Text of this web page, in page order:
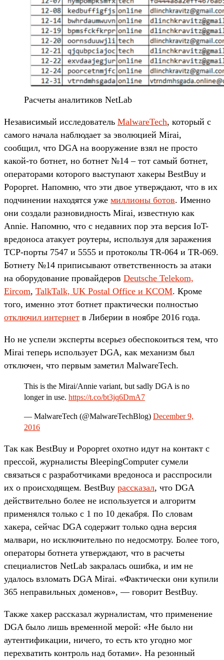
Расчеты аналитиков NetLab
Независимый исследователь MalwareTech, который с
самого начала наблюдает за эволюцией Mirai,
сообщил, что DGA на вооружение взял не просто
какой-то ботнет, но ботнет №14 – тот самый ботнет,
операторами которого выступают хакеры BestBuy и
Popopret. Напомню, что эти двое утверждают, что в их
подчинении находятся уже миллионы ботов. Именно
они создали разновидность Mirai, известную как
Annie. Напомню, что с недавних пор эта версия IoT-
вредоноса атакует роутеры, используя для заражения
TCP-порты 7547 и 5555 и протоколы TR-064 и TR-069.
Ботнету №14 приписывают ответственность за атаки
на оборудование провайдеров Deutsche Telekom,
Eircom, TalkTalk, UK Postal Office и KCOM. Кроме
того, именно этот ботнет практически полностью
отключил интернет в Либерии в ноябре 2016 года.
Но не успели эксперты всерьез обеспокоиться тем, что
Mirai теперь использует DGA, как механизм был
отключен, что первым заметил MalwareTech.
This is the Mirai/Annie variant, but sadly DGA is no
longer in use. https://t.co/bt3jq6DmA7
— MalwareTech (@MalwareTechBlog) December 9,
2016
Так как BestBuy и Popopret охотно идут на контакт с
прессой, журналисты BleepingComputer сумели
связаться с разработчиками вредоноса и расспросили
их о происходящем. BestBuy рассказал, что DGA
действительно более не используется и алгоритм
применялся только с 1 по 10 декабря. По словам
хакера, сейчас DGA содержит только одна версия
малвари, но исключительно по недосмотру. Более того,
операторы ботнета утверждают, что в расчеты
специалистов NetLab закралась ошибка, и им не
удалось взломать DGA Mirai. «Фактически они купили
365 неправильных доменов», — говорит BestBuy.
Также хакер рассказал журналистам, что применение
DGA было лишь временной мерой: «Не было ни
аутентификации, ничего, то есть кто угодно мог
перехватить контроль над ботами». На резонный